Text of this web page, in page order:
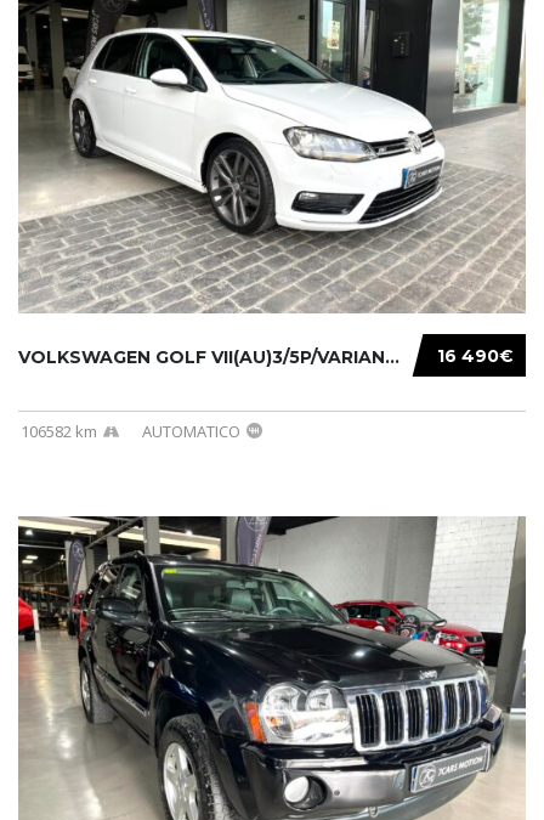
16 490€
VOLKSWAGEN GOLF VII(AU)3/5P/VARIANT(12-16 20...
106582 km AUTOMATICO